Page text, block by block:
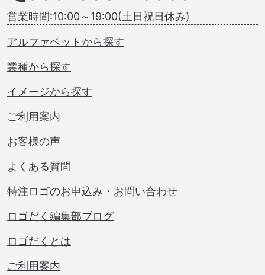
営業時間:10:00～19:00(土日祝日休み)
アルファベットから探す
業種から探す
イメージから探す
ご利用案内
お客様の声
よくある質問
特注ロゴのお申込み・お問い合わせ
ロゴだく編集部ブログ
ロゴだくとは
ご利用案内